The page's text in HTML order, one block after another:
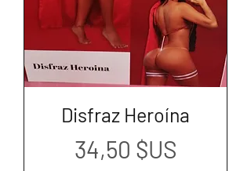
Disfraz Heroína
Prix
34,50 $US